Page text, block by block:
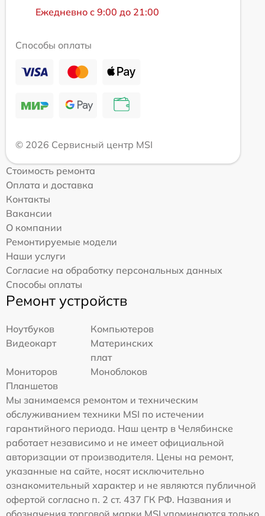
Ежедневно с 9:00 до 21:00
Способы оплаты
© 2026 Сервисный центр MSI
Стоимость ремонта
Оплата и доставка
Контакты
Вакансии
О компании
Ремонтируемые модели
Наши услуги
Согласие на обработку персональных данных
Способы оплаты
Ремонт устройств
Ноутбуков
Компьютеров
Видеокарт
Материнских
плат
Мониторов
Моноблоков
Планшетов
Мы занимаемся ремонтом и техническим
обслуживанием техники MSI по истечении
гарантийного периода. Наш центр в Челябинске
работает независимо и не имеет официальной
авторизации от производителя. Цены на ремонт,
указанные на сайте, носят исключительно
ознакомительный характер и не являются публичной
офертой согласно п. 2 ст. 437 ГК РФ. Названия и
обозначения торговой марки MSI упоминаются только